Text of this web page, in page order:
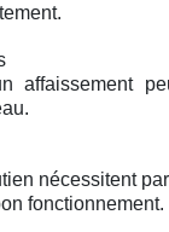
affaissement
nécessitent
fonctionnement.